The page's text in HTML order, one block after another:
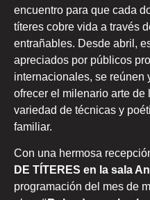
encuentro para que cada
títeres cobre vida a través
entrañables. Desde abril,
apreciados por públicos
internacionales, se reúnen
ofrecer el milenario arte de
variedad de técnicas y
familiar.
Con una hermosa
DE TÍTERES en la sala
programación del mes de